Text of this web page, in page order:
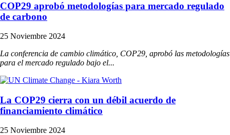
COP29 aprobó metodologías para mercado regulado
de carbono
25 Noviembre 2024
La conferencia de cambio climático, COP29, aprobó las metodologías
para el mercado regulado bajo el...
La COP29 cierra con un débil acuerdo de
financiamiento climático
25 Noviembre 2024